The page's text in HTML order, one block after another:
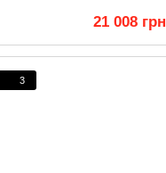
21 008 грн
3